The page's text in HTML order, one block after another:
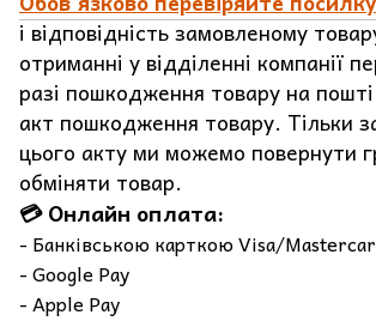
і відповідність замовленому
отриманні у відділенні компанії
разі пошкодження товару на
акт пошкодження товару. Тільки
цього акту ми можемо повернути
обміняти товар.
💳 Онлайн оплата:
- Банківською карткою Visa/
- Google Pay
- Apple Pay